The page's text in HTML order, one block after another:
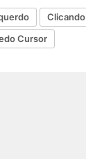
Clicando
Cursor